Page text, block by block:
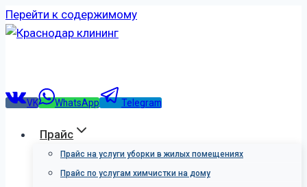
Перейти к содержимому
VK WhatsApp Telegram
Прайс
Прайс на услуги уборки в жилых помещениях
Прайс по услугам химчистки на дому